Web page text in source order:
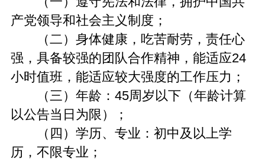
产党领导和社会主义制度；
（二）身体健康，吃苦耐劳，责任心
强，具备较强的团队合作精神，能适应24
小时值班，能适应较大强度的工作压力；
（三）年龄：45周岁以下（年龄计算
以公告当日为限）；
（四）学历、专业：初中及以上学
历，不限专业；